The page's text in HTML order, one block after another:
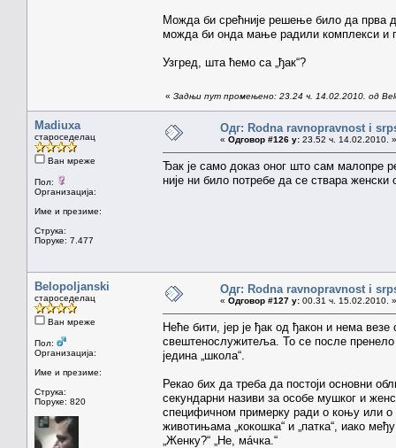
Можда би срећније решење било да прва
можда би онда мање радили комплекси и
Узгред, шта ћемо са „ђак“?
« Задњи пут промењено: 23.24 ч. 14.02.2010. од
Madiuxa
староседелац
Ван мреже
Пол:
Организација:
Име и презиме:
Струка:
Поруке: 7.477
Одг: Rodna ravnopravnost i
« Одговор #126 у: 23.52 ч. 14.02.2010. »
Ђак је само доказ оног што сам малопре
није ни било потребе да се ствара
Belopoljanski
староседелац
Ван мреже
Пол:
Организација:
Име и презиме:
Струка:
Поруке: 820
Одг: Rodna ravnopravnost i
« Одговор #127 у: 00.31 ч. 15.02.2010. »
Неће бити, јер је ђак од ђакон и нема
свештенослужитеља. То се после пренело
једина „школа“.
Рекао бих да треба да постоји основни
секундарни називи за особе мушког и
специфичном примерку ради о коњу или о
животињама „кокошка“ и „патка“, иако
„Женку?“ „Не, мáчка.“